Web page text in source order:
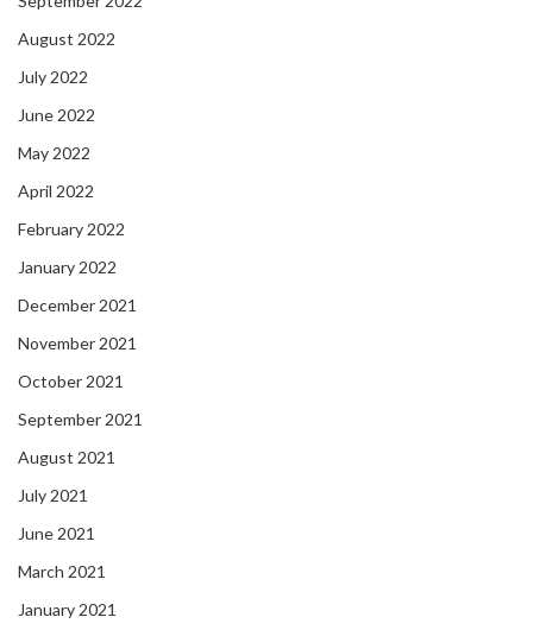
August 2022
July 2022
June 2022
May 2022
April 2022
February 2022
January 2022
December 2021
November 2021
October 2021
September 2021
August 2021
July 2021
June 2021
March 2021
January 2021